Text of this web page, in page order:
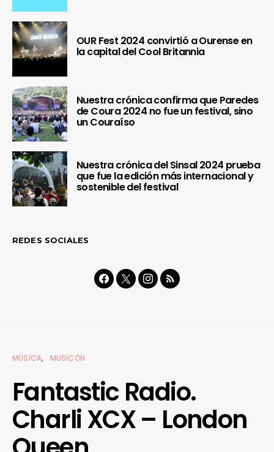
OUR Fest 2024 convirtió a Ourense en
la capital del Cool Britannia
Nuestra crónica confirma que Paredes
de Coura 2024 no fue un festival, sino
un Couraíso
Nuestra crónica del Sinsal 2024 prueba
que fue la edición más internacional y
sostenible del festival
REDES SOCIALES
MÚSICA MUSICÓN
Fantastic Radio.
Charli XCX – London